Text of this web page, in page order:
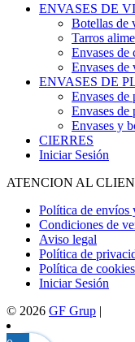
ENVASES DE
Botellas de
Tarros
Envases de
Envases de
ENVASES DE
Envases de
Envases de
Envases y
CIERRES
Iniciar Sesión
ATENCION AL
Política de envíos
Condiciones de
Aviso legal
Política de
Política de cookies
Iniciar Sesión
© 2026 GF Grup |